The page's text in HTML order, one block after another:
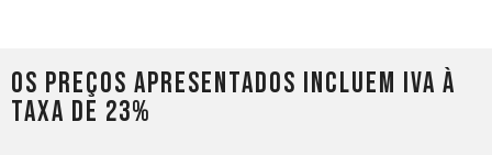
Os preços apresentados incluem IVA à
taxa de 23%